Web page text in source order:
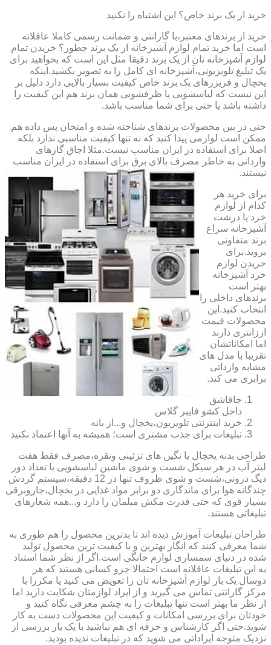
خرید از یک برند خاص؟ این اشتباه را نکنید
خرید از برندهای معتبر،با گارانتی و ضمانت رسمی کاملا عاقلانه
است اما خرید تمام لوازم آشپزخانه از یک برند چطور؟ خریدن تمام
لوازم آشپزخانه تان از یک برند دقیقا مثل این است که بخواهید برای
یک تبلیغ تلویزیونی،آشپزخانه ای کامل را به تصویر بکشید.اینکه
یخچال و فریزرهای یک برند خاص کیفیت بسیار بالایی دارد دلیل بر
این نیست که لباسشویی یا ظرفشویی همان برند هم این کیفیت را
داشته باشد یا حتی برای شما مناسب باشد.
حتی در بین محصولات برندهای شناخته شده و امتحان پس داده هم
ممکن است لوازمی پیدا کنید که نه تنها کیفیت مناسبی ندارد بلکه
اصلا برای استفاده در ایران مناسب نیست.مثلا اجاق گازهای
وارداتی به خاطر مصرف بالای برق برای استفاده در ایران مناسب
نیستند.
برای خرید هر
کدام از لوازم
خرد یا درشت
آشپزخانه سراغ
برند متفاوتی
بروید.برای
خریدن لوازم
خرد آشپزخانه
بهتر است
برندهای داخلی را
انتخاب کنید.این
محصولات قیمت
ارزانتری دارند
اما امکاناتشان
تقریبا با مدل های
مشابه وارداتی
برابری می کند.
جاقاشق
داخل کشو فایبر گلاس
خرید اینترنتی تلویزیون،یخچال و...از بانه
تبلیغات برای جذب مشتری است؛ همیشه به آنها اعتماد نکنید
طراحی بدنه یخچال با نگین های تزئینی ونقره،مصرف فقط هفت
لیتر آب در هر سیکل شست و شوی ماشین لباسشویی یا تعداد دور
دیگ درونی،شست و شوی ظروف تنها در 12 دقیقه،سیستم گردش
چندگانه هوا برای ماندگاری دو برابر مواد غذایی در یخچال،جاروبرقی
بسیار قوی که حتی قدرت مکش مبلمان را دارد و...همه شعارهای
تبلیغاتی هستند.
طراحان تبلیغات آموزش دیده اند تا بدترین محصول را هم طوری به
شما معرفی کنند که انگار بهترین و با کیفیت ترین محصول تولید
شده در دنیای سمساری لوازم خانگی است.اگر از نظر شما استناد
به این تبلیغات عاقلانه است احتمالا جزو کسانی هستید که هر
دوسال یک بار لوازم آشپزخانه تان را تعویض می کنید یا مکررا با
مرکز گارانتی تماس می گیرید و از ایراد لوازمتان شکایت دارید اما
از نظر ما بهتر است تنها تبلیغات را به چشم معرفی نگاه کنید و
خودتان برای بررسی امکانات و کیفیت این محصولات دست به کار
شوید.حتی اگر کارشناس و حرفه ای هم نباشید با یک بار بررسی از
نزدیک متوجه ایراداتی می شوید که در تبلیغات ندیده بودید.